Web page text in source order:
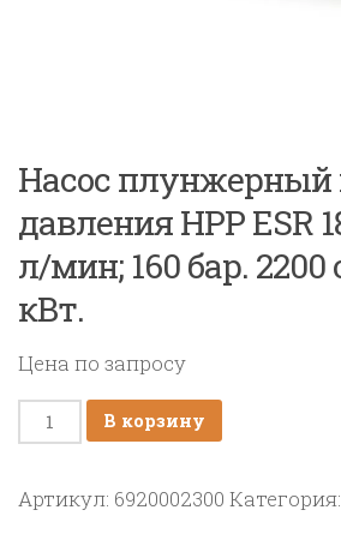
Насос плунжерный
давления HPP ESR
л/мин; 160 бар. 2200
кВт.
Цена по запросу
Количество
товара
плунжерный
В корзину
Артикул: 6920002300 Категория: